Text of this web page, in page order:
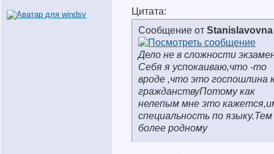
Цитата:
Сообщение от Stanislavovna
Дело не в сложности
Себя я успокаиваю,что -то
вроде ,что это госпошлина
гражданствуПотому как
нелепым мне это
специальность по языку.Тем
более родному